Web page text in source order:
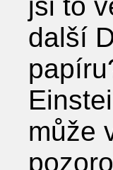
další
může